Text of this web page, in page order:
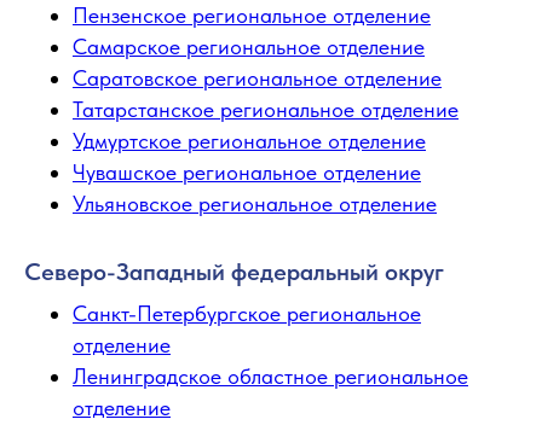
Пензенское региональное отделение
Самарское региональное отделение
Саратовское региональное отделение
Татарстанское региональное отделение
Удмуртское региональное отделение
Чувашское региональное отделение
Ульяновское региональное отделение
Северо-Западный федеральный округ
Санкт-Петербургское региональное
отделение
Ленинградское областное региональное
отделение